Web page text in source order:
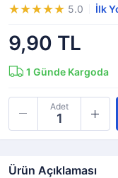
5.0 İlk
9,90 TL
1 Günde Kargoda
Adet
Ürün Açıklaması